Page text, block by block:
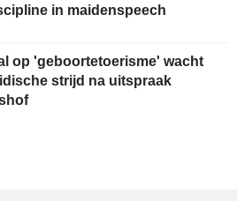
in maidenspeech
op 'geboortetoerisme' wacht
strijd na uitspraak